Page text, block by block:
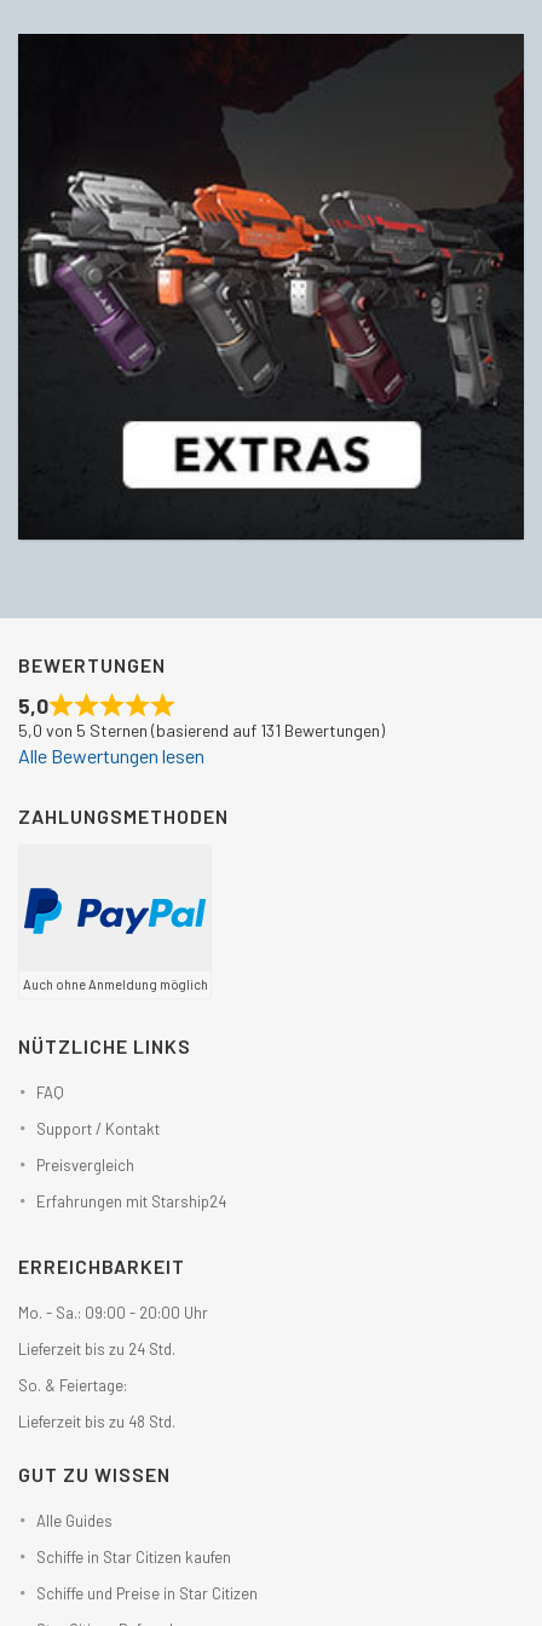
BEWERTUNGEN
5,0
5,0 von 5 Sternen (basierend auf 131 Bewertungen)
Alle Bewertungen lesen
ZAHLUNGSMETHODEN
Auch ohne Anmeldung möglich
NÜTZLICHE LINKS
FAQ
Support / Kontakt
Preisvergleich
Erfahrungen mit Starship24
ERREICHBARKEIT
Mo. - Sa.: 09:00 - 20:00 Uhr
Lieferzeit bis zu 24 Std.
So. & Feiertage:
Lieferzeit bis zu 48 Std.
GUT ZU WISSEN
Alle Guides
Schiffe in Star Citizen kaufen
Schiffe und Preise in Star Citizen